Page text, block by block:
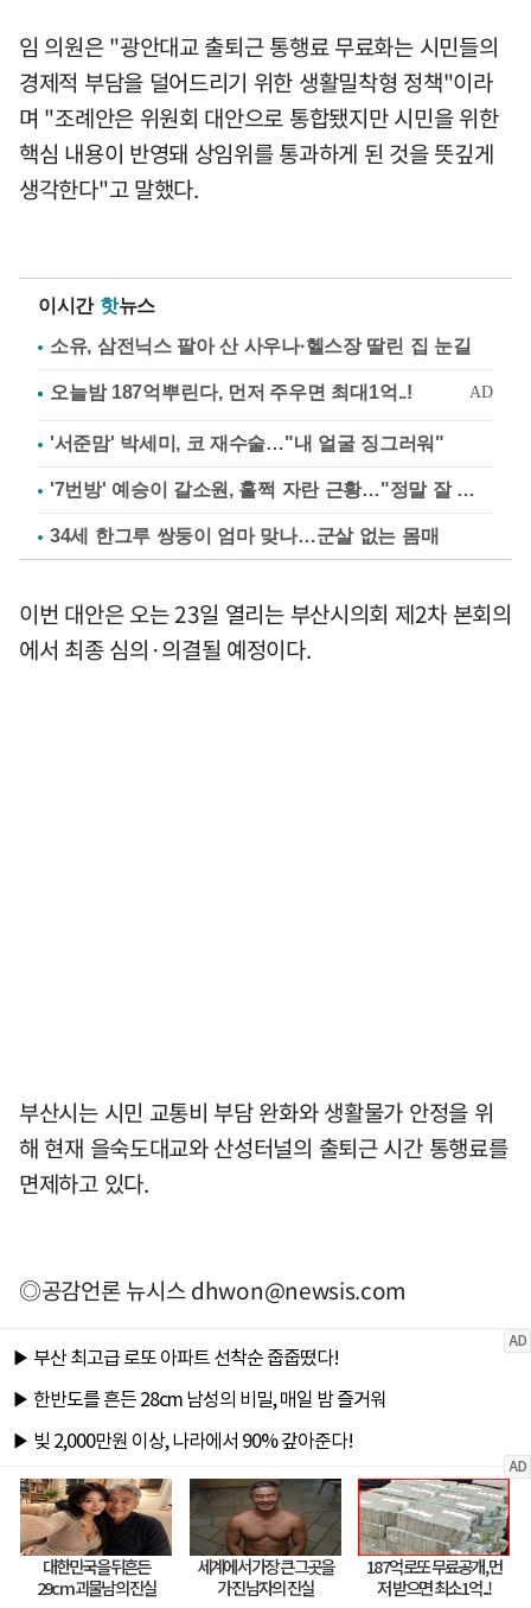
임 의원은 "광안대교 출퇴근 통행료 무료화는 시민들의
경제적 부담을 덜어드리기 위한 생활밀착형 정책"이라
며 "조례안은 위원회 대안으로 통합됐지만 시민을 위한
핵심 내용이 반영돼 상임위를 통과하게 된 것을 뜻깊게
생각한다"고 말했다.
이시간 핫뉴스
소유, 삼전닉스 팔아 산 사우나·헬스장 딸린 집 눈길
'서준맘' 박세미, 코 재수술…"내 얼굴 징그러워"
'7번방' 예승이 갈소원, 훌쩍 자란 근황…"정말 잘 컸다"
34세 한그루 쌍둥이 엄마 맞나…군살 없는 몸매
이번 대안은 오는 23일 열리는 부산시의회 제2차 본회의
에서 최종 심의·의결될 예정이다.
부산시는 시민 교통비 부담 완화와 생활물가 안정을 위
해 현재 을숙도대교와 산성터널의 출퇴근 시간 통행료를
면제하고 있다.
◎공감언론 뉴시스dhwon@newsis.com